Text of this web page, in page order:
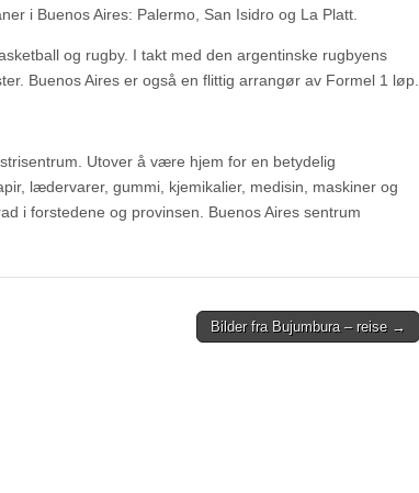
i Buenos Aires: Palermo, San Isidro og La Platt.
og rugby. I takt med den argentinske rugbyens
Buenos Aires er også en flittig arrangør av Formel 1 løp.
Utover å være hjem for en betydelig
lædervarer, gummi, kjemikalier, medisin, maskiner og
i forstedene og provinsen. Buenos Aires sentrum
Bilder fra Bujumbura – reise →